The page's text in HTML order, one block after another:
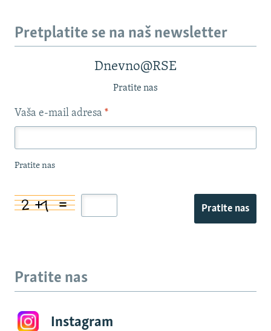
Pretplatite se na naš newsletter
Dnevno@RSE
Pratite nas
Vaša e-mail adresa *
Pratite nas
Pratite nas
Pratite nas
Instagram